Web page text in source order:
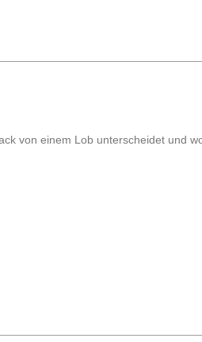
von einem Lob unterscheidet und